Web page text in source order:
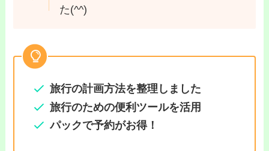
た(^^)
旅行の計画方法を整理しました
旅行のための便利ツールを活用
パックで予約がお得！